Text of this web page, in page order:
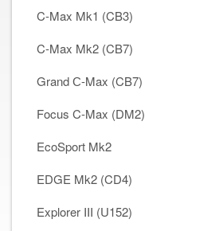
C-Max Mk1 (CB3)
C-Max Mk2 (CB7)
Grand С-Max (CB7)
Focus C-Max (DM2)
EcoSport Mk2
EDGE Mk2 (CD4)
Explorer III (U152)